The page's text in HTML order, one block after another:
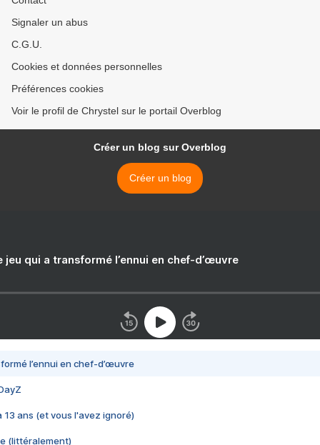
Signaler un abus
C.G.U.
Cookies et données personnelles
Préférences cookies
Voir le profil de Chrystel sur le portail Overblog
Créer un blog sur Overblog
Créer un blog
jeu qui a transformé l’ennui en chef-d’œuvre
l’ennui en chef-d’œuvre
13 ans (et vous l'avez ignoré)
(littéralement)